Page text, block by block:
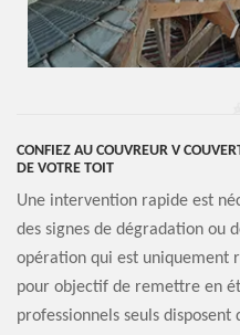
CONFIEZ AU COUVREUR V
DE VOTRE TOIT
Une intervention rapide est
des signes de dégradation ou
opération qui est uniquement
pour objectif de remettre en
professionnels seuls